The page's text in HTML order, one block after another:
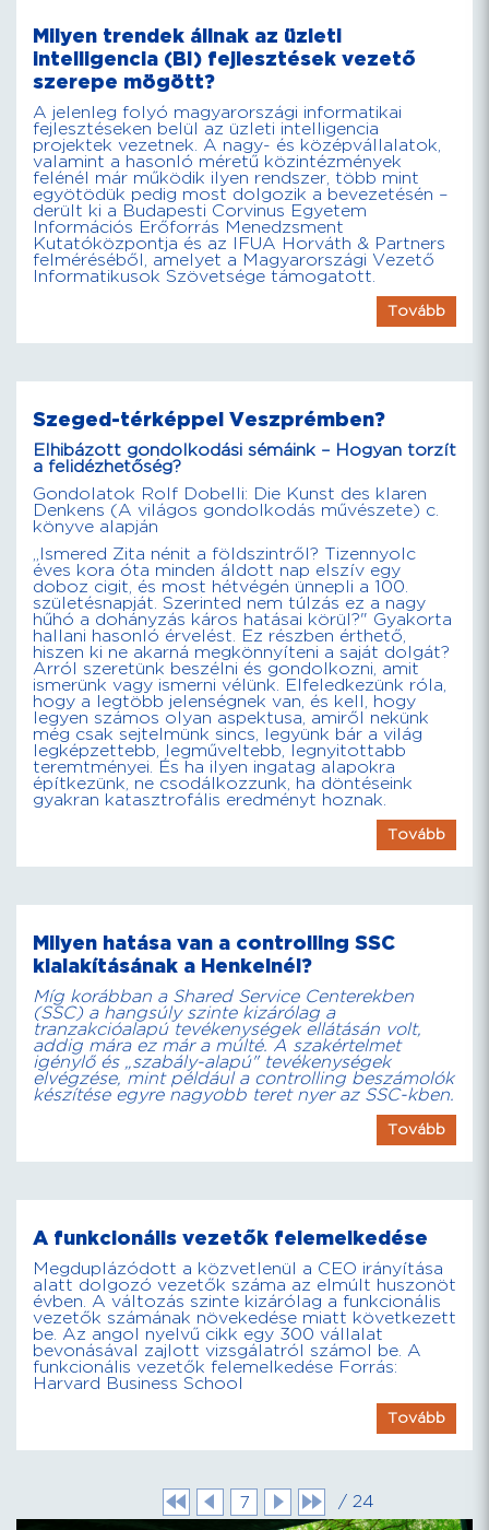
Milyen trendek állnak az üzleti
intelligencia (BI) fejlesztések vezető
szerepe mögött?
A jelenleg folyó magyarországi informatikai
fejlesztéseken belül az üzleti intelligencia
projektek vezetnek. A nagy- és középvállalatok,
valamint a hasonló méretű közintézmények
felénél már működik ilyen rendszer, több mint
egyötödük pedig most dolgozik a bevezetésén –
derült ki a Budapesti Corvinus Egyetem
Információs Erőforrás Menedzsment
Kutatóközpontja és az IFUA Horváth & Partners
felméréséből, amelyet a Magyarországi Vezető
Informatikusok Szövetsége támogatott.
Tovább
Szeged-térképpel Veszprémben?
Elhibázott gondolkodási sémáink – Hogyan torzít
a felidézhetőség?
Gondolatok Rolf Dobelli: Die Kunst des klaren
Denkens (A világos gondolkodás művészete) c.
könyve alapján
„Ismered Zita nénit a földszintről? Tizennyolc
éves kora óta minden áldott nap elszív egy
doboz cigit, és most hétvégén ünnepli a 100.
születésnapját. Szerinted nem túlzás ez a nagy
hűhó a dohányzás káros hatásai körül?" Gyakorta
hallani hasonló érvelést. Ez részben érthető,
hiszen ki ne akarná megkönnyíteni a saját dolgát?
Arról szeretünk beszélni és gondolkozni, amit
ismerünk vagy ismerni vélünk. Elfeledkezünk róla,
hogy a legtöbb jelenségnek van, és kell, hogy
legyen számos olyan aspektusa, amiről nekünk
még csak sejtelmünk sincs, legyünk bár a világ
legképzettebb, legműveltebb, legnyitottabb
teremtményei. És ha ilyen ingatag alapokra
építkezünk, ne csodálkozzunk, ha döntéseink
gyakran katasztrofális eredményt hoznak.
Tovább
Milyen hatása van a controlling SSC
kialakításának a Henkelnél?
Míg korábban a Shared Service Centerekben
(SSC) a hangsúly szinte kizárólag a
tranzakcióalapú tevékenységek ellátásán volt,
addig mára ez már a múlté. A szakértelmet
igénylő és „szabály-alapú" tevékenységek
elvégzése, mint például a controlling beszámolók
készítése egyre nagyobb teret nyer az SSC-kben.
Tovább
A funkcionális vezetők felemelkedése
Megduplázódott a közvetlenül a CEO irányítása
alatt dolgozó vezetők száma az elmúlt huszonöt
évben. A változás szinte kizárólag a funkcionális
vezetők számának növekedése miatt következett
be. Az angol nyelvű cikk egy 300 vállalat
bevonásával zajlott vizsgálatról számol be. A
funkcionális vezetők felemelkedése Forrás:
Harvard Business School
Tovább
7 / 24